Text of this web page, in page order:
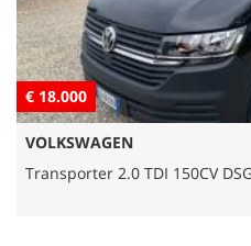
€ 18.000
VOLKSWAGEN
Transporter 2.0 TDI 150CV DSG